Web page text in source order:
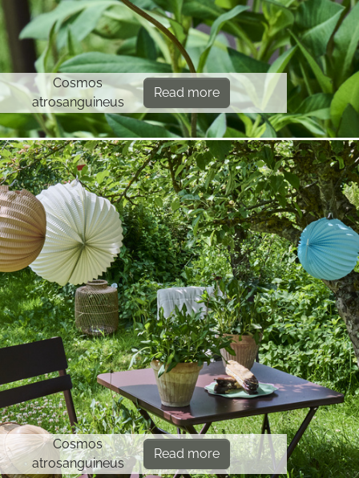
Cosmos
atrosanguineus
Read more
Cosmos
atrosanguineus
Read more